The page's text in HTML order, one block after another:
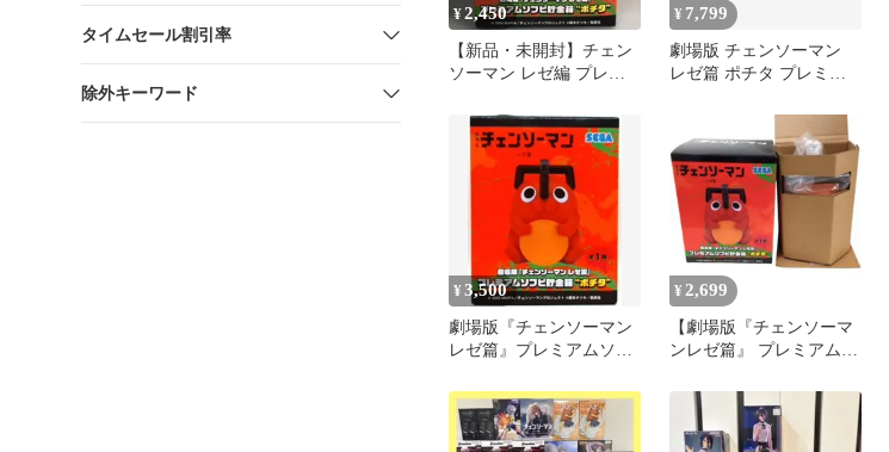
タイムセール割引率
除外キーワード
¥2,450
【新品・未開封】チェン
ソーマン レゼ編 プレミ
¥ 7,799
劇場版 チェンソーマン
レゼ篇 ポチタ プレミア
¥3,500
劇場版『チェンソーマン
レゼ篇』プレミアムソフ
¥ 2,699
【劇場版『チェンソーマ
ンレゼ篇』 プレミアムソ